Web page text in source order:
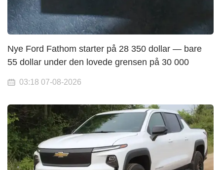
Nye Ford Fathom starter på 28 350 dollar — bare
55 dollar under den lovede grensen på 30 000
03:18 07-08-2026